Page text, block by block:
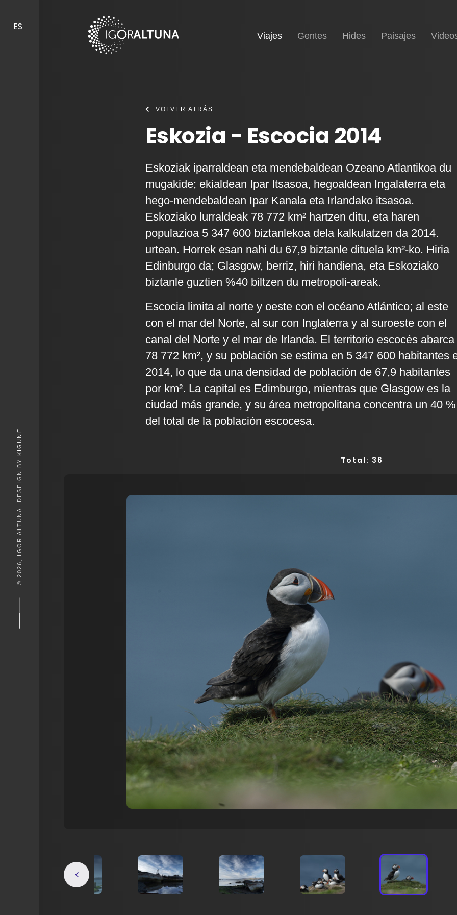
ES
© 2026, IGOR ALTUNA. DESEIGN BY
KIGUNE
Inicio
Viajes(current)
Gentes Hides Paisajes
VOLVER ATRÁS
Eskozia - Escocia 2014
Eskoziak iparraldean eta mendebaldean Ozeano Atlantikoa du
mugakide; ekialdean Ipar Itsasoa, hegoaldean Ingalaterra eta
hego-mendebaldean Ipar Kanala eta Irlandako itsasoa.
Eskoziako lurraldeak 78 772 km² hartzen ditu, eta haren
populazioa 5 347 600 biztanlekoa dela kalkulatzen da 2014.
urtean. Horrek esan nahi du 67,9 biztanle dituela km²-ko. Hiria
Edinburgo da; Glasgow, berriz, hiri handiena, eta Eskoziako
biztanle guztien %40 biltzen du metropoli-areak.
Escocia limita al norte y oeste con el océano Atlántico; al este
con el mar del Norte, al sur con Inglaterra y al suroeste con el
canal del Norte y el mar de Irlanda. El territorio escocés abarca
78 772 km², y su población se estima en 5 347 600 habitantes
2014,​ lo que da una densidad de población de 67,9 habitantes
por km². La capital es Edimburgo, mientras que Glasgow es la
ciudad más grande, y su área metropolitana concentra un 40 %
del total de la población escocesa.
Total: 36